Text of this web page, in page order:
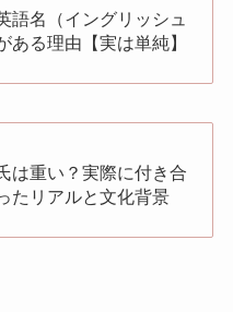
語名（イングリッシュ
ある理由【実は単純】
は重い？実際に付き合
たリアルと文化背景